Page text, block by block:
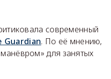
современный
Guardian. По её мнению,
для занятых